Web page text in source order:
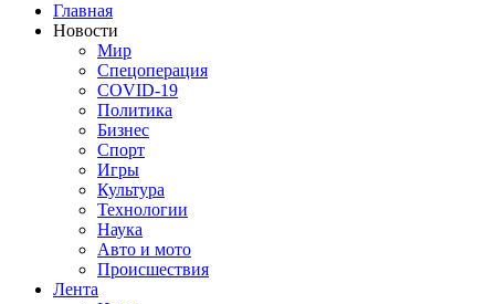
Главная
Новости
Мир
Спецоперация
COVID-19
Политика
Бизнес
Спорт
Игры
Культура
Технологии
Наука
Авто и мото
Происшествия
Лента